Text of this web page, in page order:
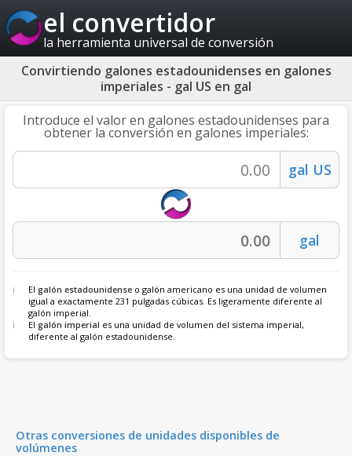
el convertidor
la herramienta universal de conversión
Convirtiendo galones estadounidenses en galones
imperiales - gal US en gal
Introduce el valor en galones estadounidenses para
obtener la conversión en galones imperiales:
El galón estadounidense o galón americano es una unidad de volumen
igual a exactamente 231 pulgadas cúbicas. Es ligeramente diferente al
galón imperial.
El galón imperial es una unidad de volumen del sistema imperial,
diferente al galón estadounidense.
Otras conversiones de unidades disponibles de
volúmenes